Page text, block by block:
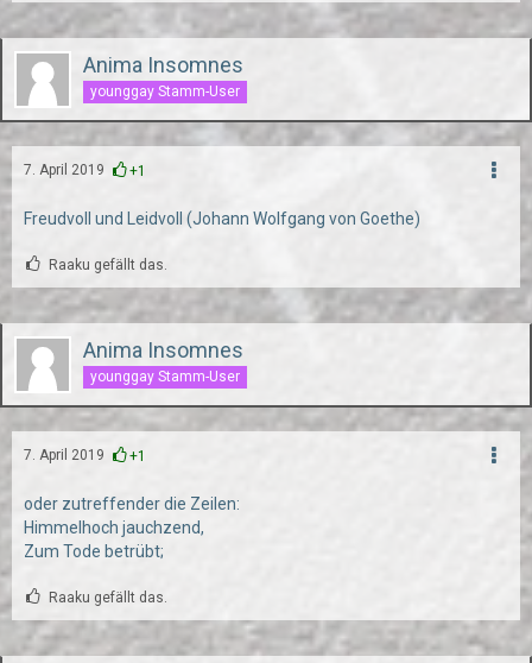
Anima Insomnes
younggay Stamm-User
7. April 2019 +1
Freudvoll und Leidvoll (Johann Wolfgang von Goethe)
Raaku gefällt das.
Anima Insomnes
younggay Stamm-User
7. April 2019 +1
oder zutreffender die Zeilen:
Himmelhoch jauchzend,
Zum Tode betrübt;
Raaku gefällt das.